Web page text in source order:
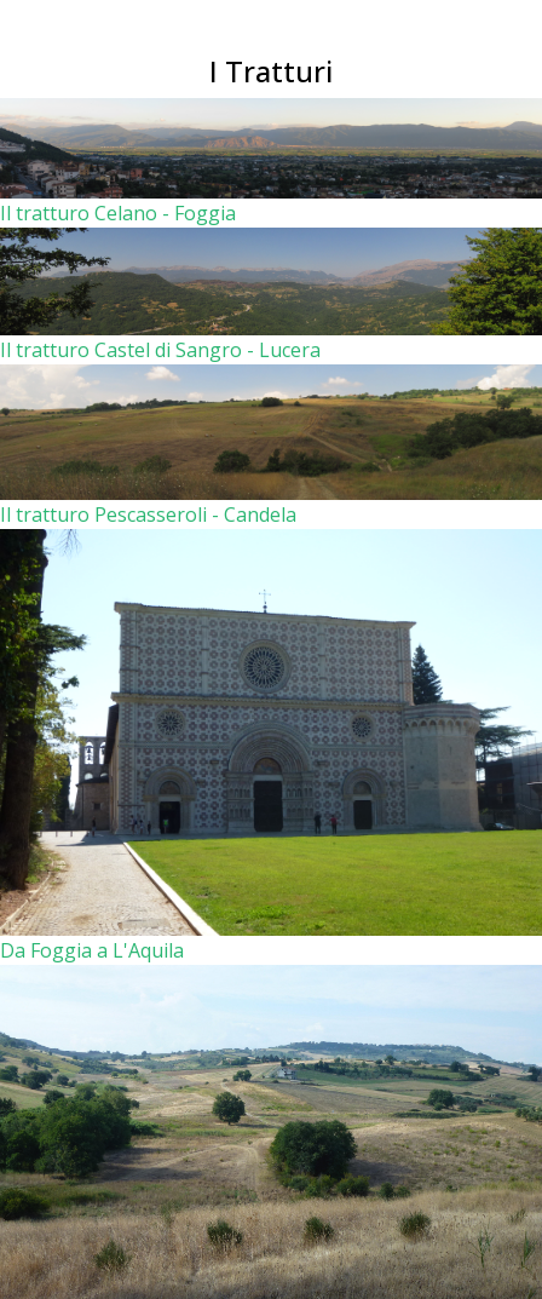
I Tratturi
Il tratturo Celano - Foggia
Il tratturo Castel di Sangro - Lucera
Il tratturo Pescasseroli - Candela
Da Foggia a L'Aquila